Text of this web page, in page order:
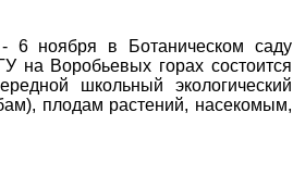
6 ноября в Ботаническом саду
на Воробьевых горах состоится
школьный экологический
плодам растений, насекомым,